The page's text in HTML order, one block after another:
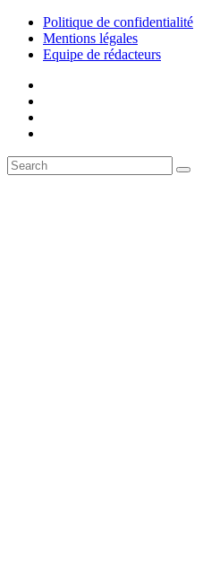
Politique de confidentialité
Mentions légales
Equipe de rédacteurs